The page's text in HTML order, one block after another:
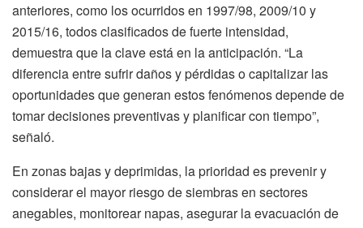
anteriores, como los ocurridos en 1997/98, 2009/10 y
2015/16, todos clasificados de fuerte intensidad,
demuestra que la clave está en la anticipación. “La
diferencia entre sufrir daños y pérdidas o capitalizar las
oportunidades que generan estos fenómenos depende de
tomar decisiones preventivas y planificar con tiempo”,
señaló.
En zonas bajas y deprimidas, la prioridad es prevenir y
considerar el mayor riesgo de siembras en sectores
anegables, monitorear napas, asegurar la evacuación de